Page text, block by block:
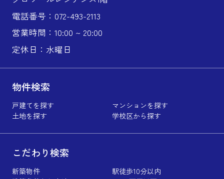
電話番号：072-493-2113
営業時間：10:00 ~ 20:00
定休日：水曜日
物件検索
戸建てを探す
マンションを探す
土地を探す
学校区から探す
こだわり検索
新築物件
駅徒歩10分以内